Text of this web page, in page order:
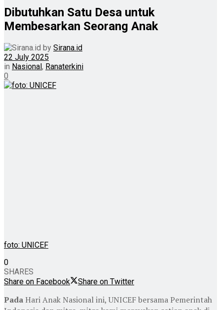
Dibutuhkan Satu Desa untuk
Membesarkan Seorang Anak
by Sirana.id
22 July 2025
in Nasional, Ranaterkini
0
foto: UNICEF
0
SHARES
Share on Facebook
Share on Twitter
Pada Hari Anak Nasional ini, UNICEF bersama Pemerintah